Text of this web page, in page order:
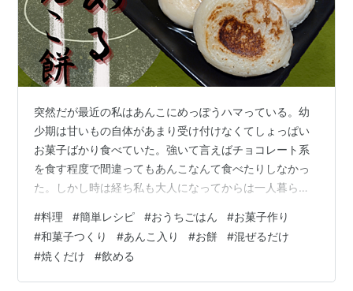
突然だが最近の私はあんこにめっぽうハマっている。幼
少期は甘いもの自体があまり受け付けなくてしょっぱい
お菓子ばかり食べていた。強いて言えばチョコレート系
を食す程度で間違ってもあんこなんて食べたりしなかっ
た。しかし時は経ち私も大人になってからは一人暮らし
しょっぱいもの、甘いもの、辛いもの、酸っぱいもの、
苦いものなんでもござれの舌に成長した。そしてそんな
中であんこという日本特有の甘味の良さに気づきハマっ
ている状態が今である。 今回はそんな私が最近リピしま
#料理 #簡単レシピ #おうちごはん #お菓子作り
#和菓子つくり #あんこ入り #お餅 #混ぜるだけ
#焼くだけ #飲める